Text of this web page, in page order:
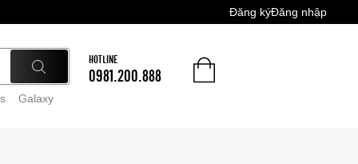
Đăng kýĐăng nhập
Galaxy
HOTLINE
0981.200.888